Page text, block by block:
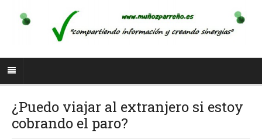
¿Puedo viajar al extranjero si estoy
cobrando el paro?